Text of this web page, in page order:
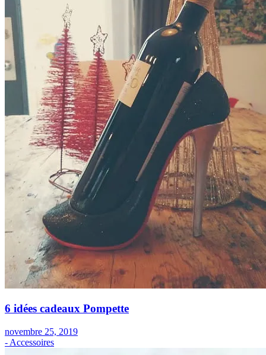
6 idées cadeaux Pompette
novembre 25, 2019
- Accessoires